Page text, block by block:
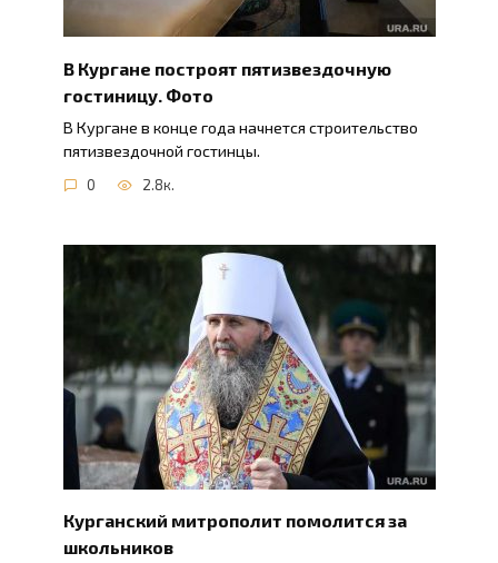
В Кургане построят пятизвездочную
гостиницу. Фото
В Кургане в конце года начнется строительство
пятизвездочной гостинцы.
0 2.8к.
Курганский митрополит помолится за
школьников